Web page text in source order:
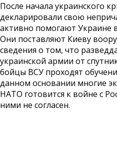
После начала украинского
декларировали свою
активно помогают Украине
Они поставляют Киеву
сведения о том, что
украинской армии от
бойцы ВСУ проходят
данном основании многие
НАТО готовится к войне с
ними не согласен.